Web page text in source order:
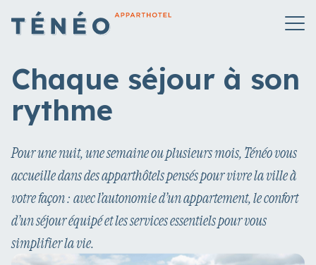
Chaque séjour à son
rythme
Pour une nuit, une semaine ou plusieurs mois, Ténéo vous
accueille dans des apparthôtels pensés pour vivre la ville à
votre façon : avec l’autonomie d’un appartement, le confort
d’un séjour équipé et les services essentiels pour vous
simplifier la vie.